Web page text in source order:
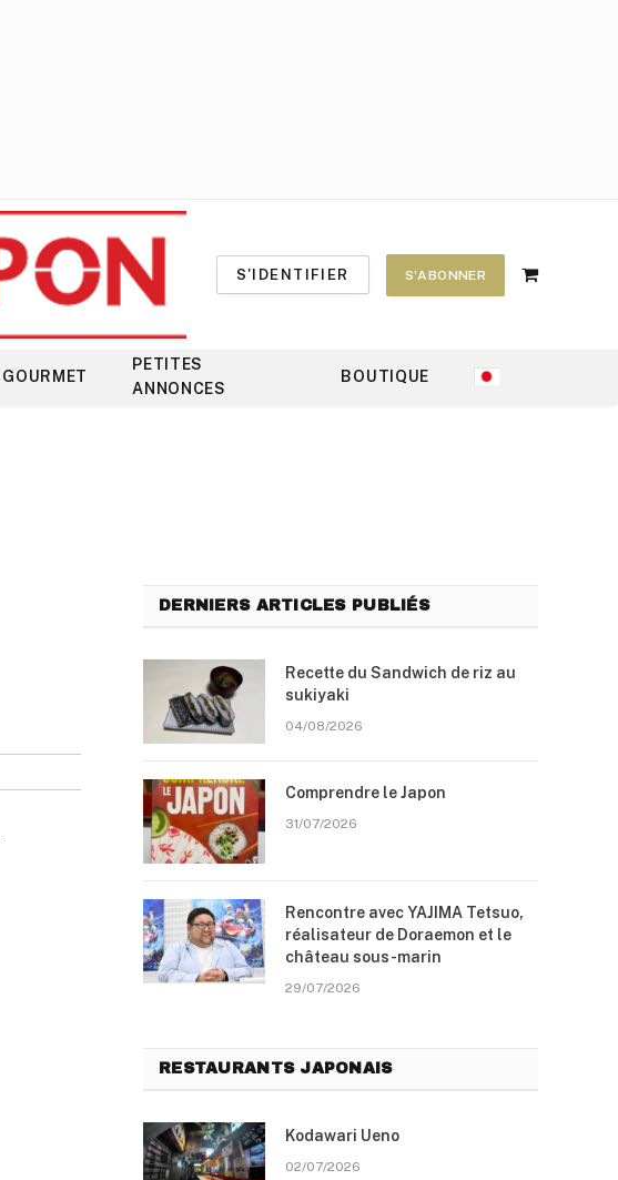
S'IDENTIFIER S'ABONNER
Shopping
GOURMET
PETITES
ANNONCES
BOUTIQUE
DERNIERS ARTICLES PUBLIÉS
Recette du Sandwich de riz au
sukiyaki
04/08/2026
Comprendre le Japon
31/07/2026
Rencontre avec YAJIMA Tetsuo,
réalisateur de Doraemon et le
château sous-marin
29/07/2026
RESTAURANTS JAPONAIS
Kodawari Ueno
02/07/2026